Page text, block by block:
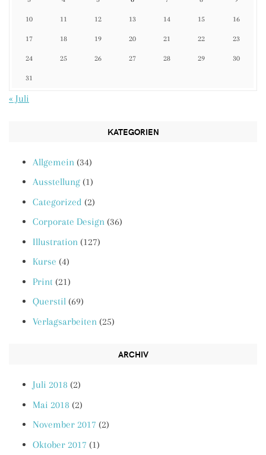
10 11 12 13 14 15 16
17 18 19 20 21 22 23
24 25 26 27 28 29 30
31
« Juli
KATEGORIEN
Allgemein (34)
Ausstellung (1)
Categorized (2)
Corporate Design (36)
Illustration (127)
Kurse (4)
Print (21)
Querstil (69)
Verlagsarbeiten (25)
ARCHIV
Juli 2018 (2)
Mai 2018 (2)
November 2017 (2)
Oktober 2017 (1)